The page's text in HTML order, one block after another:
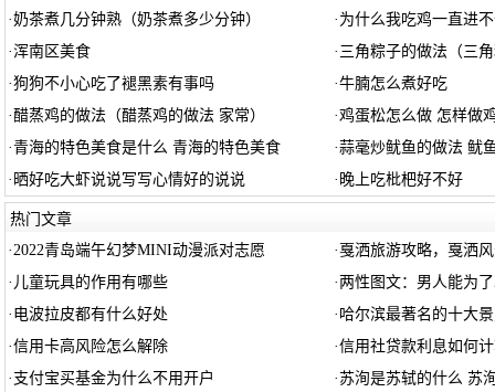
·奶茶煮几分钟熟（奶茶煮多少分钟） · 为什么我吃鸡一直进
·浑南区美食 · 三角粽子的做法（三
·狗狗不小心吃了褪黑素有事吗 ·牛腩怎么煮好吃
· 醋蒸鸡的做法（醋蒸鸡的做法 家常） ·鸡蛋松怎么做 怎样做
·青海的特色美食是什么 青海的特色美食 ·蒜毫炒鱿鱼的做法 鱿
· 晒好吃大虾说说写写心情好的说说 · 晚上吃枇杷好不好
热门文章
·2022青岛端午幻梦MINI动漫派对志愿 ·戛洒旅游攻略，戛洒
· 儿童玩具的作用有哪些 · 两性图文：男人能为
· 电波拉皮都有什么好处 · 哈尔滨最著名的十大
·信用卡高风险怎么解除 ·信用社贷款利息如何
· 支付宝买基金为什么不用开户 ·苏洵是苏轼的什么 苏